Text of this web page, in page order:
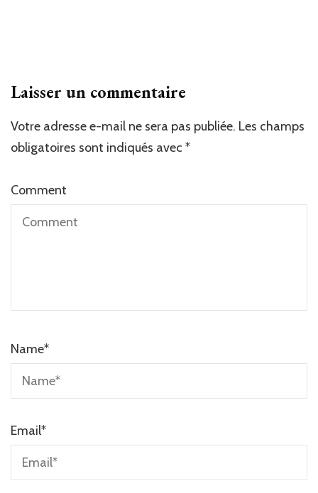
Laisser un commentaire
Votre adresse e-mail ne sera pas publiée. Les champs
obligatoires sont indiqués avec *
Comment
Name*
Email*